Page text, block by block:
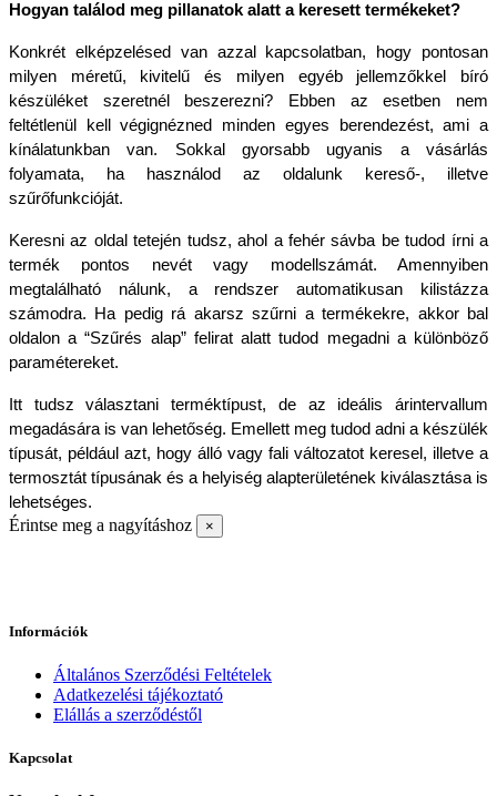
Hogyan találod meg pillanatok alatt a keresett termékeket?
Konkrét elképzelésed van azzal kapcsolatban, hogy pontosan
milyen méretű, kivitelű és milyen egyéb jellemzőkkel bíró
készüléket szeretnél beszerezni? Ebben az esetben nem
feltétlenül kell végignézned minden egyes berendezést, ami a
kínálatunkban van. Sokkal gyorsabb ugyanis a vásárlás
folyamata, ha használod az oldalunk kereső-, illetve
szűrőfunkcióját.
Keresni az oldal tetején tudsz, ahol a fehér sávba be tudod írni a
termék pontos nevét vagy modellszámát. Amennyiben
megtalálható nálunk, a rendszer automatikusan kilistázza
számodra. Ha pedig rá akarsz szűrni a termékekre, akkor bal
oldalon a “Szűrés alap” felirat alatt tudod megadni a különböző
paramétereket.
Itt tudsz választani terméktípust, de az ideális árintervallum
megadására is van lehetőség. Emellett meg tudod adni a készülék
típusát, például azt, hogy álló vagy fali változatot keresel, illetve a
termosztát típusának és a helyiség alapterületének kiválasztása is
lehetséges.
Érintse meg a nagyításhoz ×
Információk
Általános Szerződési Feltételek
Adatkezelési tájékoztató
Elállás a szerződéstől
Kapcsolat